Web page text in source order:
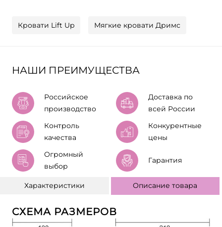
Кровати Lift Up Мягкие кровати Дримс
НАШИ ПРЕИМУЩЕСТВА
Российское
производство
Доставка по
всей России
Контроль
качества
Конкурентные
цены
Огромный
выбор
Гарантия
Характеристики Описание товара
СХЕМА РАЗМЕРОВ